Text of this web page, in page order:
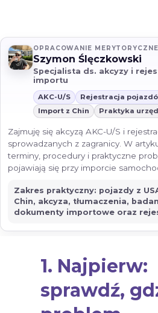
1. Najpierw:
sprawdź,
OPRACOWANIE MERYTORYCZNE
Szymon Ślęczkowski
Specjalista ds. akcyzy i
importu
AKC-U/S Rejestracja
Import z Chin
Praktyka
Zajmuję się akcyzą AKC-U/S i
sprowadzanych z zagranicy. W
terminy, procedury i praktyczne
pojawiają się przy imporcie
Zakres praktyczny: pojazdy z
Chin, akcyza, tłumaczenia,
dokumenty importowe oraz